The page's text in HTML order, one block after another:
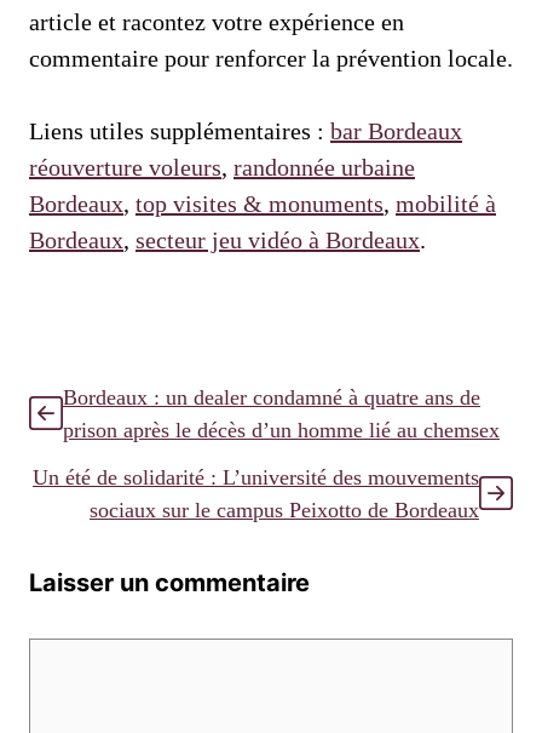
article et racontez votre expérience en
commentaire pour renforcer la prévention locale.
Liens utiles supplémentaires : bar Bordeaux
réouverture voleurs, randonnée urbaine
Bordeaux, top visites & monuments, mobilité à
Bordeaux, secteur jeu vidéo à Bordeaux.
Bordeaux : un dealer condamné à quatre ans de
prison après le décès d’un homme lié au chemsex
Un été de solidarité : L’université des mouvements
sociaux sur le campus Peixotto de Bordeaux
Laisser un commentaire